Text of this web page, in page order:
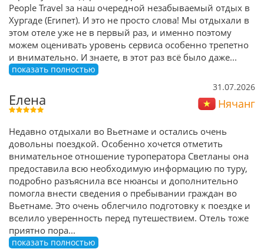
People Travel за наш очередной незабываемый отдых в
Хургаде (Египет). И это не просто слова! Мы отдыхали в
этом отеле уже не в первый раз, и именно поэтому
можем оценивать уровень сервиса особенно трепетно
и внимательно. И знаете, в этот раз всё было даже...
показать полностью
31.07.2026
Елена Нячанг
Недавно отдыхали во Вьетнаме и остались очень
довольны поездкой. Особенно хочется отметить
внимательное отношение туроператора Светланы она
предоставила всю необходимую информацию по туру,
подробно разъяснила все нюансы и дополнительно
помогла внести сведения о пребывании граждан во
Вьетнаме. Это очень облегчило подготовку к поездке и
вселило уверенность перед путешествием. Отель тоже
приятно пора...
показать полностью